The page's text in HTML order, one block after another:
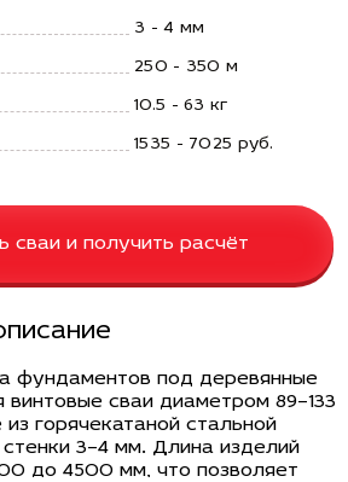
3 - 4 мм
250 - 350 м
10.5 - 63 кг
1535 - 7025 руб.
сваи и получить расчёт
фундаментов под деревянные
сваи диаметром 89–133
горячекатаной стальной
3–4 мм. Длина изделий
до 4500 мм, что позволяет